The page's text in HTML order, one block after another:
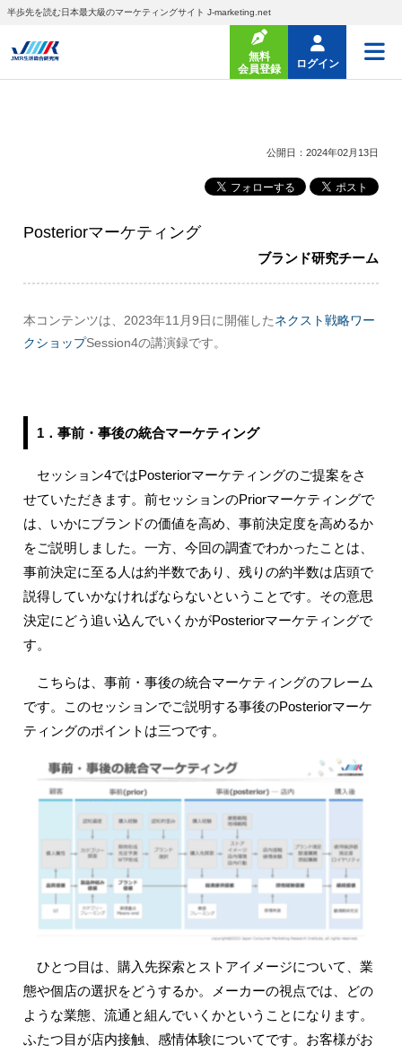
半歩先を読む日本最大級のマーケティングサイト J-marketing.net
無料
会員登録
ログイン
公開日：2024年02月13日
Posteriorマーケティング
ブランド研究チーム
本コンテンツは、2023年11月9日に開催したネクスト戦略ワー
クショップSession4の講演録です。
1．事前・事後の統合マーケティング
セッション4ではPosteriorマーケティングのご提案をさ
せていただきます。前セッションのPriorマーケティングで
は、いかにブランドの価値を高め、事前決定度を高めるか
をご説明しました。一方、今回の調査でわかったことは、
事前決定に至る人は約半数であり、残りの約半数は店頭で
説得していかなければならないということです。その意思
決定にどう追い込んでいくかがPosteriorマーケティングで
す。
こちらは、事前・事後の統合マーケティングのフレーム
です。このセッションでご説明する事後のPosteriorマーケ
ティングのポイントは三つです。
ひとつ目は、購入先探索とストアイメージについて、業
態や個店の選択をどうするか。メーカーの視点では、どの
ような業態、流通と組んでいくかということになります。
ふたつ目が店内接触、感情体験についてです。お客様がお